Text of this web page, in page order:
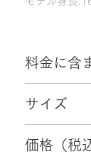
料金に含
・クリーニング
サイズ
19～21号
価格（税